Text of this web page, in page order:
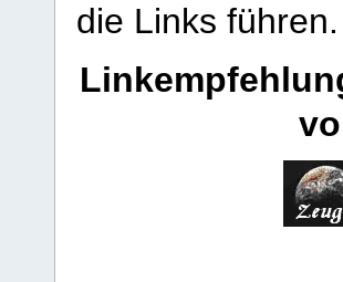
die Links führen.